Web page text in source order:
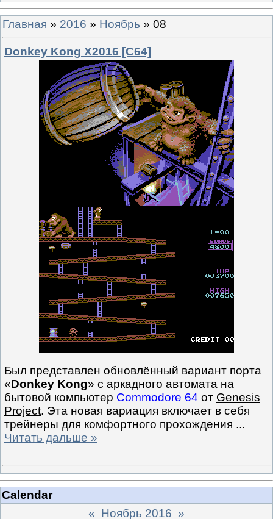
Главная » 2016 » Ноябрь » 08
Donkey Kong X2016 [C64]
Был представлен обновлённый вариант порта
«Donkey Kong» с аркадного автомата на
бытовой компьютер Commodore 64 от Genesis
Project. Эта новая вариация включает в себя
трейнеры для комфортного прохождения ...
Читать дальше »
Calendar
« Ноябрь 2016 »